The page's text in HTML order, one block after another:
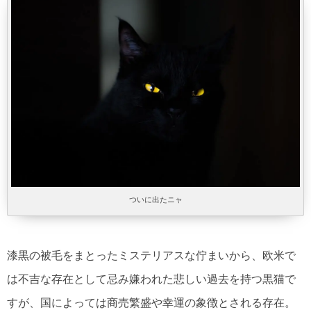
ついに出たニャ
漆黒の被毛をまとったミステリアスな佇まいから、欧米で
は不吉な存在として忌み嫌われた悲しい過去を持つ黒猫で
すが、国によっては商売繁盛や幸運の象徴とされる存在。